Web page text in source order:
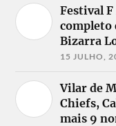
Festival
completo
Bizarra
15 JULHO,
Vilar de
Chiefs,
mais 9